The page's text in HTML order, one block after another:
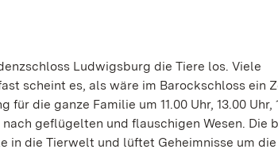
Ludwigsburg die Tiere los. Viele
scheint es, als wäre im Barockschloss ein
die ganze Familie um 11.00 Uhr, 13.00 Uhr,
geflügelten und flauschigen Wesen. Die
in die Tierwelt und lüftet Geheimnisse um